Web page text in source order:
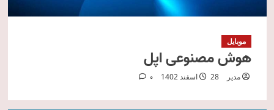
موبایل
هوش مصنوعی اپل
مدیر 28 اسفند 1402 0